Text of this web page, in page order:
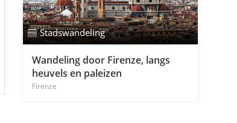
Stadswandeling
Wandeling door Firenze, langs
heuvels en paleizen
Firenze